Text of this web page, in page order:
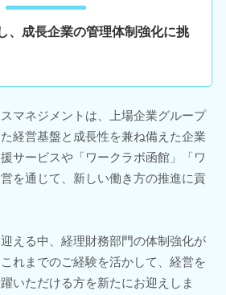
、成長企業の管理体制強化に挑
マネジメントは、上場企業グループ
経営基盤と成長性を兼ね備えた企業
サービスや「ワークラボ函館」「ワ
を通じて、新しい働き方の推進に貢
える中、経理財務部門の体制強化が
れまでのご経験を活かして、経営を
いただける方を新たにお迎えしま